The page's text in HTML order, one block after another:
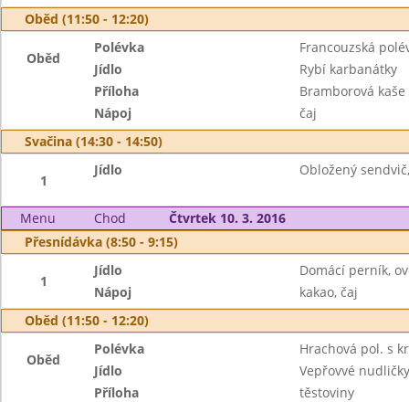
Oběd (11:50 - 12:20)
Oběd
Polévka
Francouzská
Jídlo
Rybí karbanátky
Příloha
Bramborová kaše
Nápoj
čaj
Svačina (14:30 - 14:50)
1
Jídlo Obložený
Menu Chod
Čtvrtek 10. 3. 2016
Přesnídávka (8:50 - 9:15)
1
Jídlo
Domácí perník,
Nápoj
kakao, čaj
Oběd (11:50 - 12:20)
Oběd
Polévka
Hrachová pol. s
Jídlo
Vepřovvé
Příloha
těstoviny